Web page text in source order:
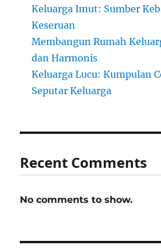
Keluarga Imut: Sumber
Keseruan
Membangun Rumah
dan Harmonis
Keluarga Lucu: Kumpulan
Seputar Keluarga
Recent Comments
No comments to show.